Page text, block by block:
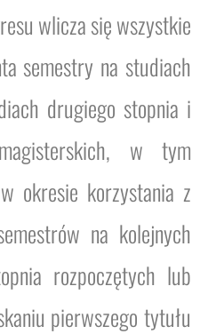
wlicza się wszystkie
semestry na studiach
drugiego stopnia i
w tym
okresie korzystania z
na kolejnych
rozpoczętych lub
pierwszego tytułu